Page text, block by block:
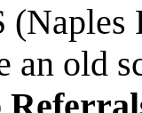
old